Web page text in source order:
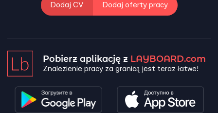
Dodaj CV Dodaj oferty pracy
Pobierz aplikację z LAYBOARD.com
Znalezienie pracy za granicą jest teraz łatwe!